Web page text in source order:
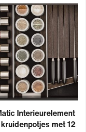
Interieurelement
met 12